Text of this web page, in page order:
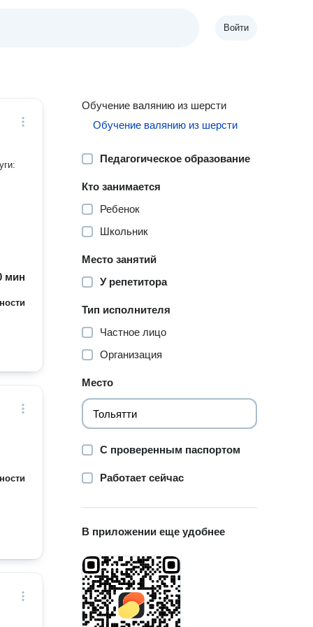
Войти
мин
Обучение валянию из шерсти
Обучение валянию из шерсти
Педагогическое образование
Кто занимается
Ребенок
Школьник
Место занятий
У репетитора
Тип исполнителя
Частное лицо
Организация
Место
С проверенным паспортом
Работает сейчас
В приложении еще удобнее